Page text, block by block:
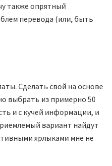
также опрятный
перевода (или, быть
Сделать свой на основе
выбрать из примерно 50
и с кучей информации, и
вариант найдут
ярлыками мне не